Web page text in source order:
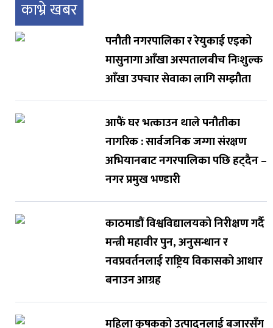
काभ्रे खबर
पनौती नगरपालिका र रेयुकाई एइको
मासुनागा आँखा अस्पतालबीच निःशुल्क
आँखा उपचार सेवाका लागि सम्झौता
आफैं घर भत्काउन थाले पनौतीका
नागरिक : सार्वजनिक जग्गा संरक्षण
अभियानबाट नगरपालिका पछि हट्दैन –
नगर प्रमुख भण्डारी
काठमाडौं विश्वविद्यालयको निरीक्षण गर्दै
मन्त्री महावीर पुन, अनुसन्धान र
नवप्रवर्तनलाई राष्ट्रिय विकासको आधार
बनाउन आग्रह